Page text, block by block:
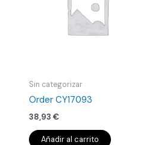
Sin categorizar
Order CY17093
38,93 €
Añadir al carrito